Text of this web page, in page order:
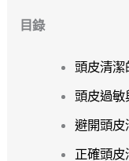
目錄
頭皮清潔
頭皮過敏
避開頭皮
正確頭皮